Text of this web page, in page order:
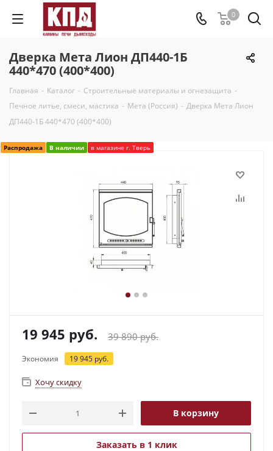
0
Дверка Мета Лион ДП440-1Б
440*470 (400*400)
Главная - Каталог - Строительные материалы и огнезащита -
Печное литье, смеси, мастика - Мета (Россия) - Дверка Мета Лион
ДП440-1Б 440*470 (400*400)
Распродажа В наличии в магазине г. Тверь
19 945 руб. 39 890руб.
Экономия 19 945 руб.
Хочу скидку
В корзину
Заказать в 1 клик